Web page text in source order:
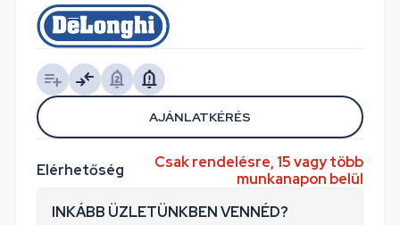
Elérhetőség
Csak rendelésre, 15 vagy több
munkanapon belül
INKÁBB ÜZLETÜNKBEN VENNÉD?
AJÁNLATKÉRÉS